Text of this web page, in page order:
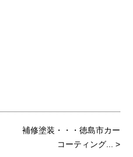
補修塗装・・・徳島市カー
コーティング...
>